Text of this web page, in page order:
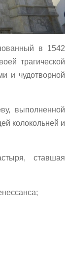
в 1542
трагической
и чудотворной
выполненной
колокольней и
ставшая